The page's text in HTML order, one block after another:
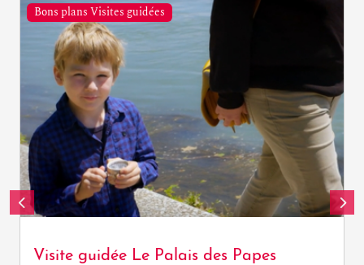
Bons plans Visites guidées
Visite guidée Le Palais des Papes